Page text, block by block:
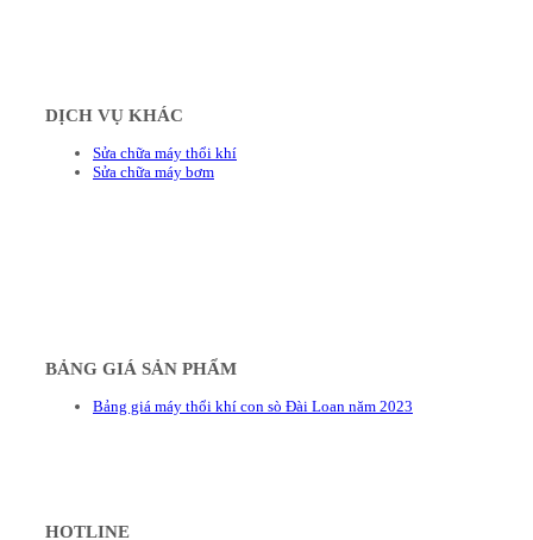
DỊCH VỤ KHÁC
Sửa chữa máy thổi khí
Sửa chữa máy bơm
BẢNG GIÁ SẢN PHẨM
Bảng giá máy thổi khí con sò Đài Loan năm 2023
HOTLINE